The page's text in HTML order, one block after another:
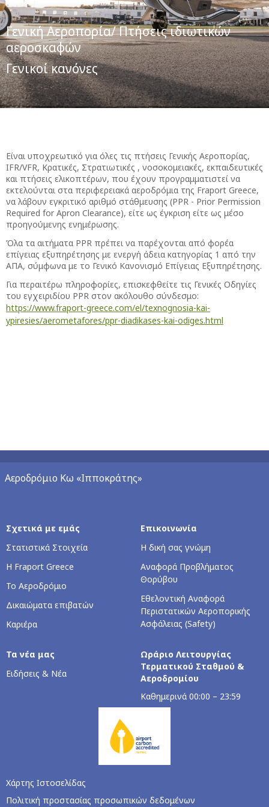
Γενική Αεροπορία/ Πτήσεις ιδιωτικών
αεροσκαφών
Γενικοί κανόνες
Είναι υποχρεωτικό για όλες τις πτήσεις Γενικής Αεροπορίας,
IFR/VFR, Κρατικές, Στρατιωτικές , νοσοκομειακές, εκπαιδευτικές
και πτήσεις ελικοπτέρων, που έχουν προγραμματιστεί να
εκτελούνται στα περιφερειακά αεροδρόμια της Fraport Greece,
να λάβουν εγκριτικό αριθμό στάθμευσης (PPR - Prior Permission
Required for Apron Clearance), είτε ως έγκριση είτε ως μέσο
προηγούμενης ενημέρωσης.
Όλα τα αιτήματα PPR πρέπει να παρέχονται από φορέα
επίγειας εξυπηρέτησης με ενεργή άδεια κατηγορίας 1 από την
ΑΠΑ, σύμφωνα με το Γενικό Κανονισμό Επίγειας Εξυπηρέτησης.
Για περαιτέρω πληροφορίες, επισκεφθείτε τις Γενικές Οδηγίες
του εγχειριδίου PPR στον ακόλουθο σύνδεσμο:
https://www.fraport-greece.com/el/texnognosia-kai-
ypiresies/aerometafores/ppr-diadikases-kai-odiges.html
Αεροδρόμιο Κω «Ιπποκράτης»
Σχετικά με εμάς
Στατιστικά Στοιχεία
Η Fraport Greece
Το Αεροδρόμιο
Δικαιώματα επιβατών
Καριέρα
Επικοινωνία
Η δική σας γνώμη
Αναφορά Προβλήματος
Θορύβου
Εθελοντική Αναφορά
Περιστατικών Αεροπορικής
Ασφάλειας (Safety)
Τα νέα μας
Ειδήσεις & Νέα
Ωράριο Λειτουργίας
Τερματικού Σταθμού &
Αεροδρομίου
Καθημερινά 00:00 – 23:59
Χάρτης Ιστοσελίδας
Πολιτική προστασίας προσωπικών δεδομένων